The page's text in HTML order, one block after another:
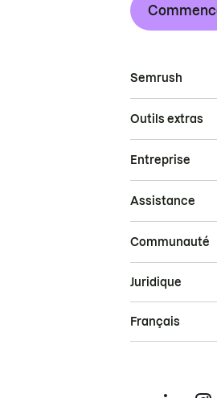
Semrush
Outils extras
Entreprise
Assistance
Communauté
Juridique
Français